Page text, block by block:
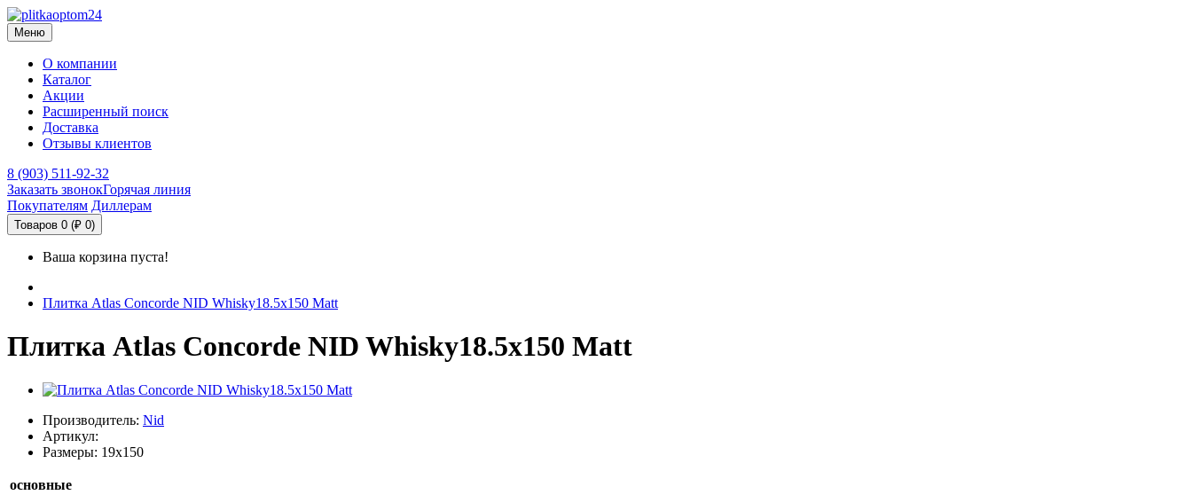
Меню
О компании
Каталог
Акции
Расширенный поиск
Доставка
Отзывы клиентов
8 (903) 511-92-32
Заказать звонокГорячая линия
Покупателям Диллерам
Товаров 0 (₽ 0)
Ваша корзина пуста!
Плитка Atlas Concorde NID Whisky18.5x150 Matt
Плитка Atlas Concorde NID Whisky18.5x150 Matt
Производитель: Nid
Артикул:
Размеры: 19x150
основные